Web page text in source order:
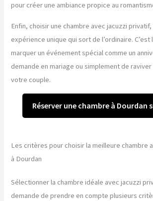
pour créer une ambiance propice au
Enfin, choisir une chambre avec jacuzzi privatif,
expérience unique qui sort de l’ordinaire. C’est
marquer un événement spécial comme un
demande en mariage ou simplement de raviver
votre couple.
Réserver une chambre à Dourdan
Les critères pour choisir la meilleure chambre
à Dourdan
Sélectionner la chambre idéale avec jacuzzi
demande de prendre en compte plusieurs